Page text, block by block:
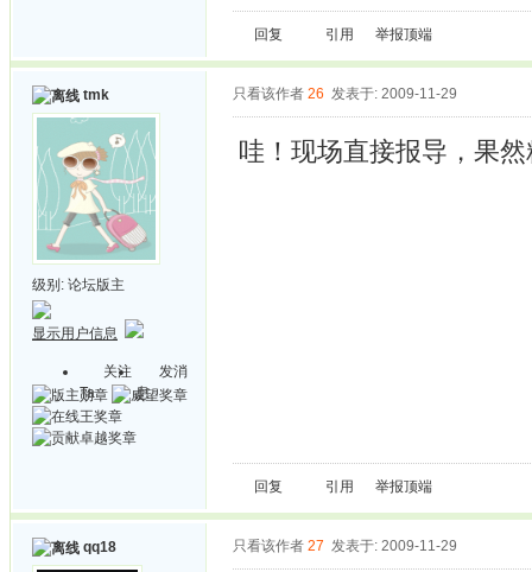
回复 引用 举报顶端
tmk
级别: 论坛版主
显示用户信息
关注
Ta
发消
息
只看该作者 26 发表于: 2009-11-29
哇！现场直接报导，果
回复 引用 举报顶端
qq18 只看该作者 27 发表于: 2009-11-29